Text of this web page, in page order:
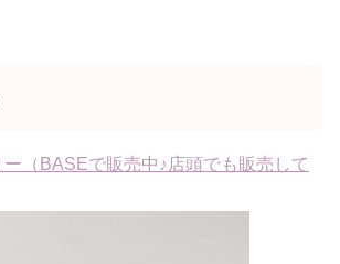
（BASEで販売中♪店頭でも販売して